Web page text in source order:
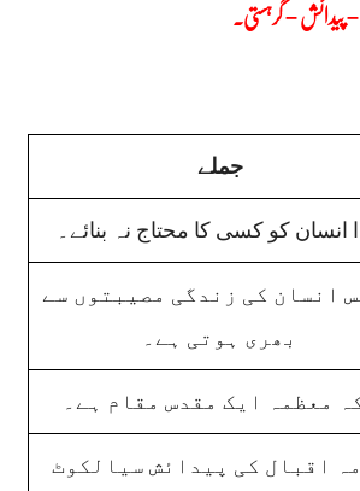
– گرہستی۔
جملے
انسان کو کسی کا محتاج نہ بنائے۔
انسان کی زندگی مصیبتوں سے
بھری ہوتی ہے۔
معظمہ ایک مقدس مقام ہے۔
اقبال کی پیدائش سیالکوٹ